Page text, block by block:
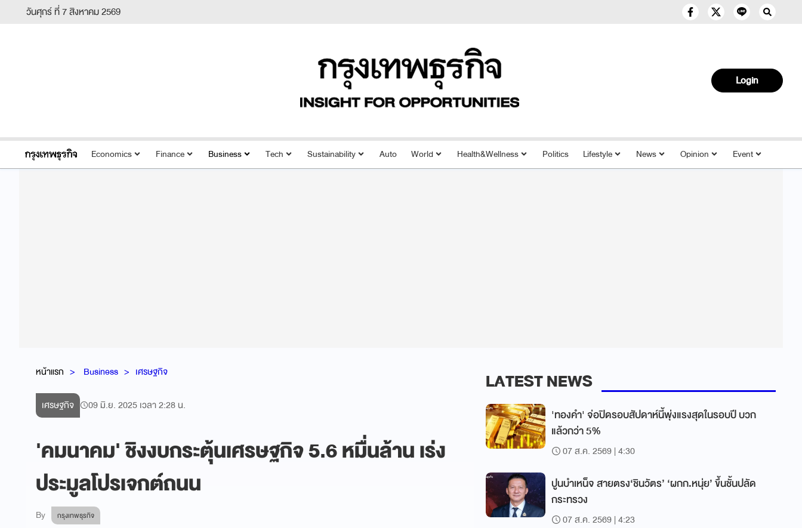
วันศุกร์ ที่ 7 สิงหาคม 2569
Login
Economics Finance Business Tech Sustainability Auto World Health&Wellness Politics Lifestyle News Opinion Event
หน้าแรก Business เศรษฐกิจ
เศรษฐกิจ 09 มิ.ย. 2025 เวลา 2:28 น.
'คมนาคม' ชิงงบกระตุ้นเศรษฐกิจ 5.6 หมื่นล้าน เร่ง
ประมูลโปรเจกต์ถนน
By กรุงเทพธุรกิจ
LATEST NEWS
'ทองคำ' จ่อปิดรอบสัปดาห์นี้พุ่งแรงสุดในรอบปี บวก
แล้วกว่า 5%
07 ส.ค. 2569 | 4:30
ปูนบำเหน็จ สายตรง‘ชินวัตร’ ‘ผกก.หนุ่ย’ ขึ้นชั้นปลัด
กระทรวง
07 ส.ค. 2569 | 4:23